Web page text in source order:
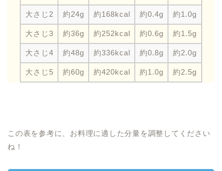
大さじ2 約24g 約168kcal 約0.4g 約1.0g
大さじ3 約36g 約252kcal 約0.6g 約1.5g
大さじ4 約48g 約336kcal 約0.8g 約2.0g
大さじ5 約60g 約420kcal 約1.0g 約2.5g
この表を参考に、お料理に適した分量を調整してください
ね！